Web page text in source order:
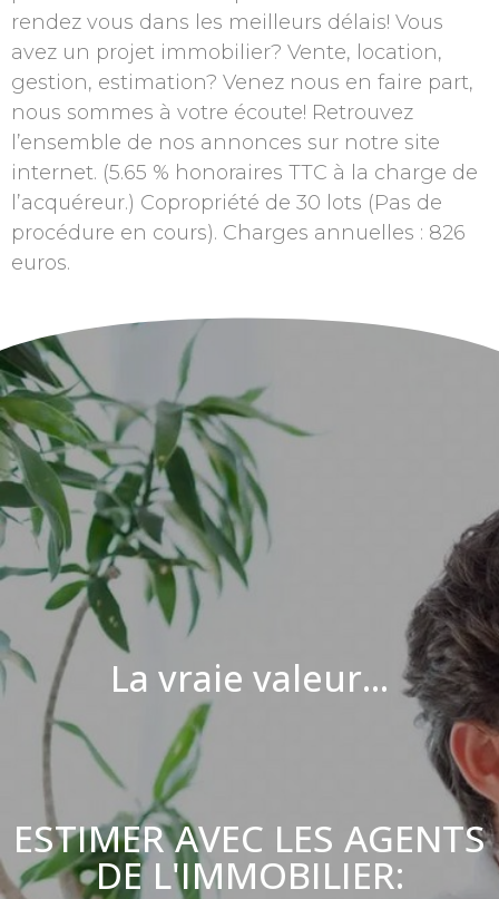
rendez vous dans les meilleurs délais! Vous
avez un projet immobilier? Vente, location,
gestion, estimation? Venez nous en faire part,
nous sommes à votre écoute! Retrouvez
l’ensemble de nos annonces sur notre site
internet. (5.65 % honoraires TTC à la charge de
l’acquéreur.) Copropriété de 30 lots (Pas de
procédure en cours). Charges annuelles : 826
euros.
La vraie valeur...
ESTIMER AVEC LES AGENTS
DE L'IMMOBILIER: